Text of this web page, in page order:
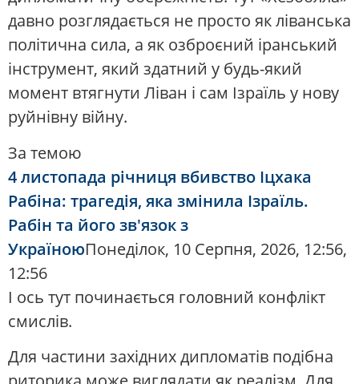
давно розглядається не просто як ліванська
політична сила, а як озброєний іранський
інструмент, який здатний у будь-який
момент втягнути Ліван і сам Ізраїль у нову
руйнівну війну.
За темою
4 листопада річниця вбивство Іцхака
Рабіна: трагедія, яка змінила Ізраїль.
Рабін та його зв'язок з
УкраїноюПонеділок, 10 Серпня, 2026, 12:56,
12:56
І ось тут починається головний конфлікт
смислів.
Для частини західних дипломатів подібна